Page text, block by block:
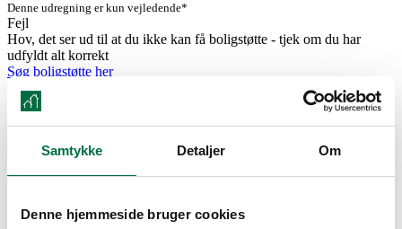
Samtykke Detaljer Om
Denne hjemmeside bruger cookies
Denne udregning er kun vejledende*
Fejl
Hov, det ser ud til at du ikke kan få boligstøtte - tjek om du har
udfyldt alt korrekt
Søg boligstøtte her
Overtagelsesdato
Husdyr
Ja, med tilladelse
Delevenlig